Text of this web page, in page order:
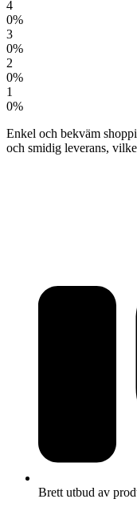
4
0%
3
0%
2
0%
1
0%
Enkel och bekväm
och smidig leverans,
Brett utbud av